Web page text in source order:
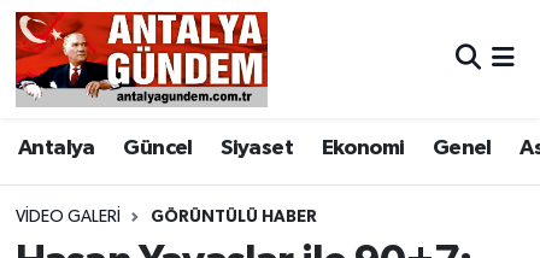
Antalya Güncel Siyaset Ekonomi Genel
VIDEO GALERI GÖRÜNTÜLÜ HABER
Antalya
Asayiş
Bilim & Teknoloji
Antalya Nöbetçi Eczaneler
Antalya Hava Durumu
Antalya Namaz Vakitleri